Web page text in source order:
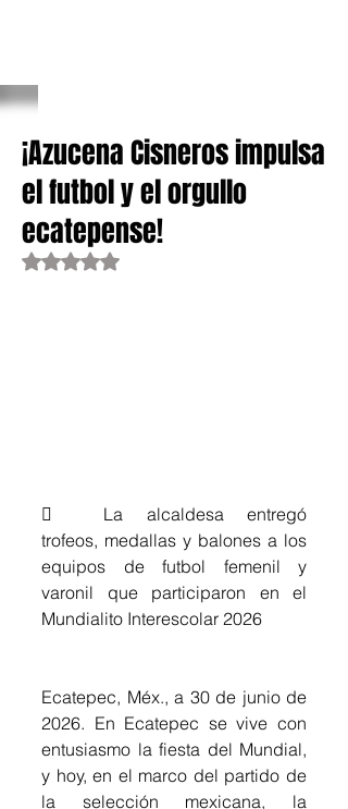
¡Azucena Cisneros impulsa
el futbol y el orgullo
ecatepense!
Obtuvo NaN de 5 estrellas.
	La alcaldesa entregó
trofeos, medallas y balones a los
equipos de futbol femenil y
varonil que participaron en el
Mundialito Interescolar 2026
Ecatepec, Méx., a 30 de junio de
2026. En Ecatepec se vive con
entusiasmo la fiesta del Mundial,
y hoy, en el marco del partido de
la selección mexicana, la